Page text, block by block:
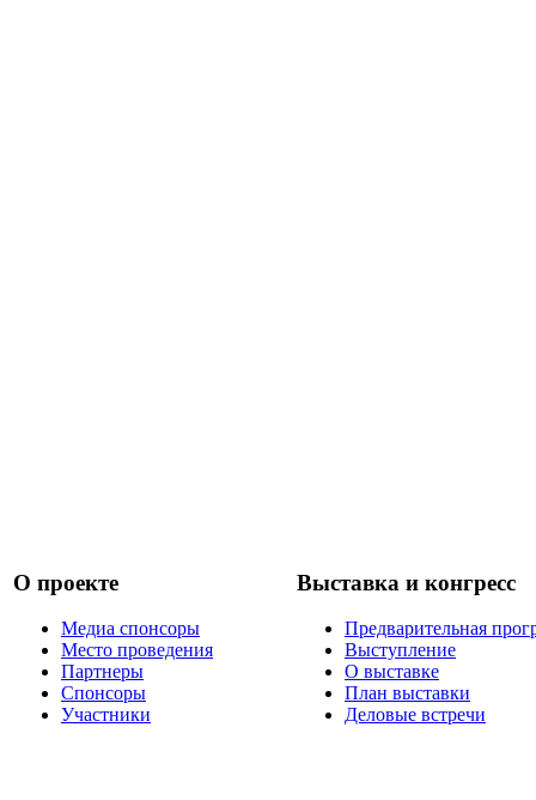
О проекте
Медиа спонсоры
Место проведения
Партнеры
Спонсоры
Участники
Выставка и конгресс
Предварительная
Выступление
О выставке
План выставки
Деловые встречи